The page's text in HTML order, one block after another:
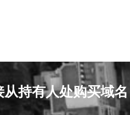
持有人处购买域名